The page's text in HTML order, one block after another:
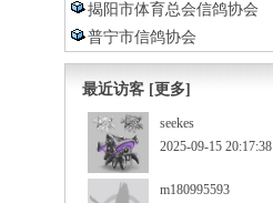
揭阳市体育总会信鸽协会
普宁市信鸽协会
最近访客 [更多]
seekes
2025-09-15 20:17:38
m180995593